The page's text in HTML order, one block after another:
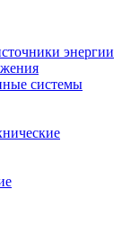
энергии
системы